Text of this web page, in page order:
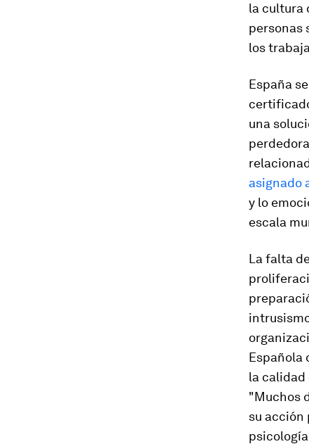
la cultura
personas
los
España
una
asignado
y lo
escala
La falta
Española
la calidad
"Muchos
su acción